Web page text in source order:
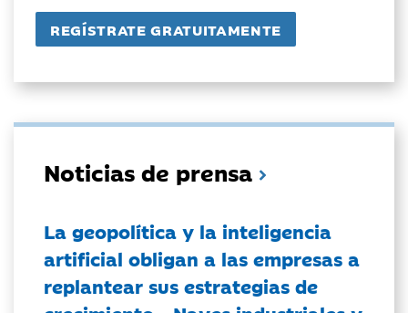
Noticias de prensa
La geopolítica y la inteligencia
artificial obligan a las empresas a
replantear sus estrategias de